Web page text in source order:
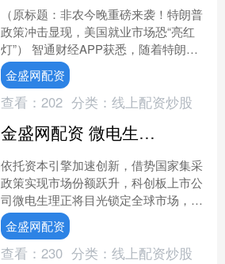
（原标题：非农今晚重磅来袭！特朗普
政策冲击显现，美国就业市场恐“亮红
灯”） 智通财经APP获悉，随着特朗普
政府的贸易和移民政策开始产生影响，
预测人士预计，美国就....
金盛网配资
查看： 202 分类： 线上配资炒股
金盛网配资 微电生理：资本赋能 竞逐全球电生理市场
依托资本引擎加速创新，借势国家集采
政策实现市场份额跃升，科创板上市公
司微电生理正将目光锁定全球市场，开
启国际化新征程。“我们希望用中国创新
为全球心律失常患者带来....
金盛网配资
查看： 230 分类： 线上配资炒股